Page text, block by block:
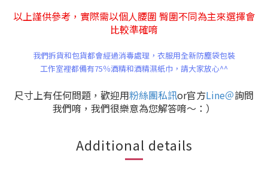
以上謹供參考， 實際需以個人腰圍 臀圍不同為主來選擇會
比較準確唷
我們拆貨和包貨都會經過消毒處理， 衣服用全新防塵袋包裝
工作室裡都備有75％酒精和酒精濕紙巾， 請大家放心^^
尺寸上有任何問題，歡迎用粉絲團私訊or官方Line＠詢問
我們唷，我們很樂意為您解答唷～：）
Additional details